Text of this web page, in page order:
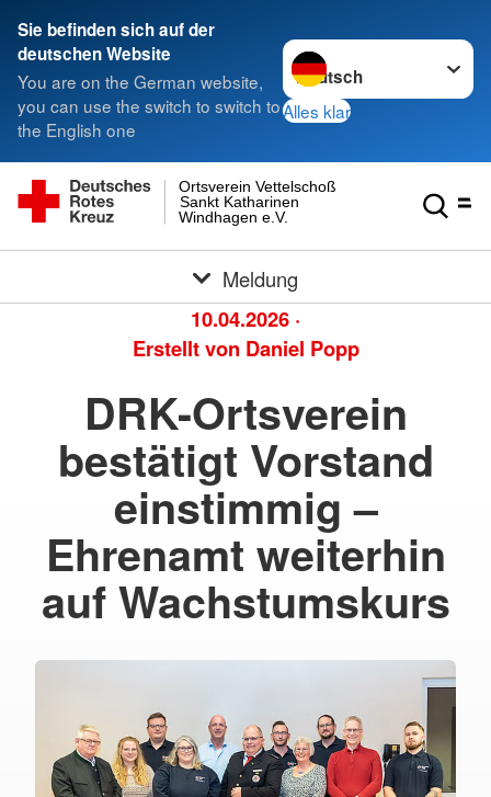
Sie befinden sich auf der
deutschen Website
You are on the German website,
you can use the switch to switch to
the English one
Sprache wechseln zu
Alles klar
Windhagen e.V.
Sankt Katharinen
Ortsverein Vettelschoß
Meldung
10.04.2026 ·
Erstellt von Daniel Popp
DRK-Ortsverein
bestätigt Vorstand
einstimmig –
Ehrenamt weiterhin
auf Wachstumskurs